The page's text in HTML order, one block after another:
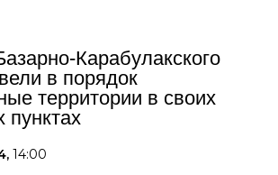
Карабулакского
в порядок
территории в своих
пунктах
14:00